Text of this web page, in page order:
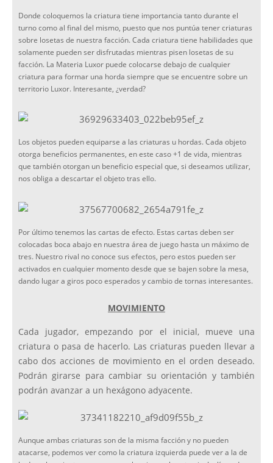
Donde coloquemos la criatura tiene importancia tanto durante el
turno como al final del mismo, puesto que nos puntúa tener criaturas
sobre losetas de nuestra facción. Cada criatura tiene habilidades que
solamente pueden ser disfrutadas mientras pisen losetas de su
facción. La Materia Luxor puede colocarse debajo de cualquier
criatura para formar una horda siempre que se encuentre sobre un
territorio Luxor. Interesante, ¿verdad?
Los objetos pueden equiparse a las criaturas u hordas. Cada objeto
otorga beneficios permanentes, en este caso +1 de vida, mientras
que también otorgan un beneficio especial que, si deseamos utilizar,
nos obliga a descartar el objeto tras ello.
Por último tenemos las cartas de efecto. Estas cartas deben ser
colocadas boca abajo en nuestra área de juego hasta un máximo de
tres. Nuestro rival no conoce sus efectos, pero estos pueden ser
activados en cualquier momento desde que se bajen sobre la mesa,
dando lugar a giros poco esperados y cambio de tornas interesantes.
MOVIMIENTO
Cada jugador, empezando por el inicial, mueve una
criatura o pasa de hacerlo. Las criaturas pueden llevar a
cabo dos acciones de movimiento en el orden deseado.
Podrán girarse para cambiar su orientación y también
podrán avanzar a un hexágono adyacente.
Aunque ambas criaturas son de la misma facción y no pueden
atacarse, podemos ver como la criatura izquierda puede ver a la de